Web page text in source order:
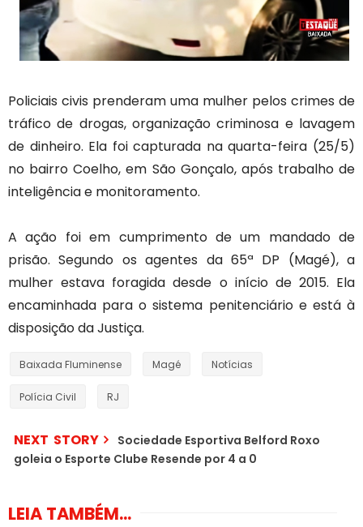
Policiais civis prenderam uma mulher pelos crimes de
tráfico de drogas, organização criminosa e lavagem
de dinheiro. Ela foi capturada na quarta-feira (25/5)
no bairro Coelho, em São Gonçalo, após trabalho de
inteligência e monitoramento.
A ação foi em cumprimento de um mandado de
prisão. Segundo os agentes da 65ª DP (Magé), a
mulher estava foragida desde o início de 2015. Ela
encaminhada para o sistema penitenciário e está à
disposição da Justiça.
Baixada Fluminense Magé Notícias
Polícia Civil RJ
NEXT STORY
Sociedade Esportiva Belford Roxo
goleia o Esporte Clube Resende por 4 a 0
LEIA TAMBÉM...